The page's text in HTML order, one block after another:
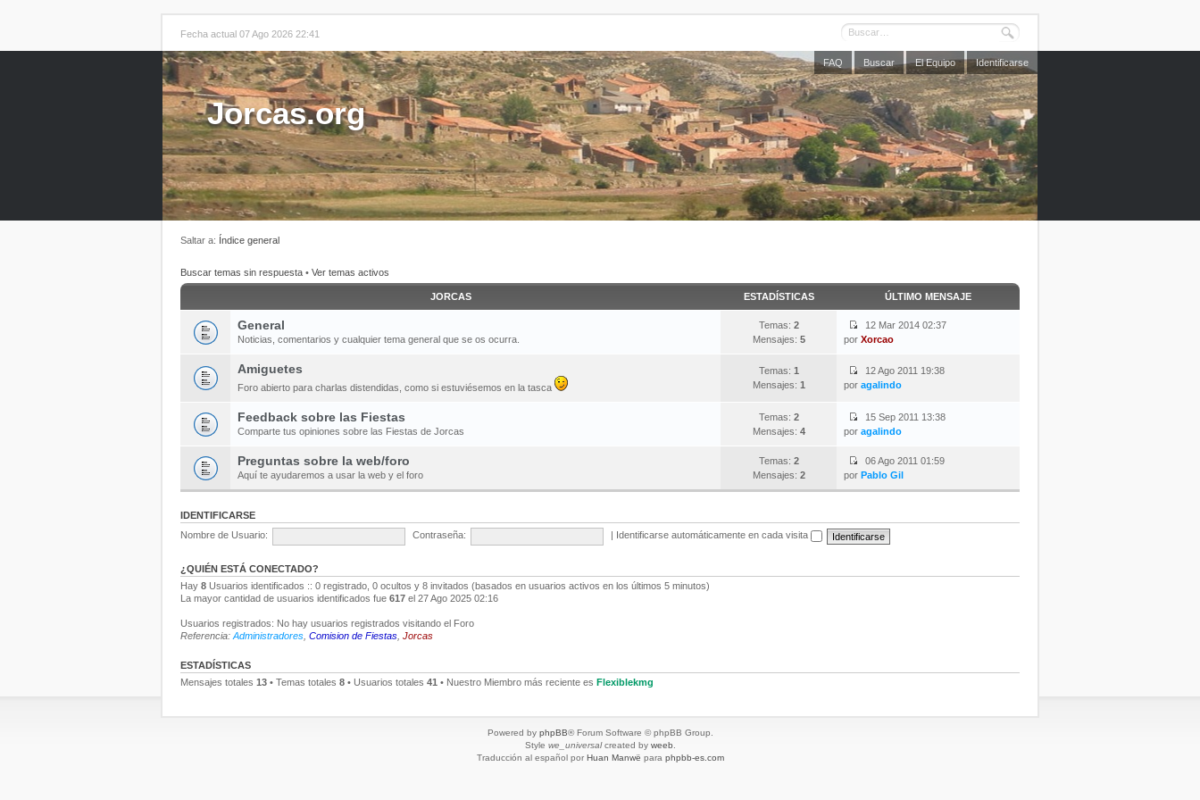
Fecha actual 07 Ago 2026 22:41
FAQ Buscar El Equipo Identificarse
Jorcas.org
Saltar a: Índice general
Buscar temas sin respuesta • Ver temas activos
JORCAS ESTADÍSTICAS ÚLTIMO MENSAJE
General
Noticias, comentarios y cualquier tema general que se os ocurra.
Temas: 2
Mensajes: 5
12 Mar 2014 02:37
por Xorcao
Amiguetes
Foro abierto para charlas distendidas, como si estuviésemos en la tasca
Temas: 1
Mensajes: 1
12 Ago 2011 19:38
por agalindo
Feedback sobre las Fiestas
Comparte tus opiniones sobre las Fiestas de Jorcas
Temas: 2
Mensajes: 4
15 Sep 2011 13:38
por agalindo
Preguntas sobre la web/foro
Aquí te ayudaremos a usar la web y el foro
Temas: 2
Mensajes: 2
06 Ago 2011 01:59
por Pablo Gil
IDENTIFICARSE
Nombre de Usuario:
Contraseña: Identificarse automáticamente en cada visita
¿QUIÉN ESTÁ CONECTADO?
Hay 8 Usuarios identificados :: 0 registrado, 0 ocultos y 8 invitados (basados en usuarios activos en los últimos 5 minutos)
La mayor cantidad de usuarios identificados fue 617 el 27 Ago 2025 02:16
Usuarios registrados: No hay usuarios registrados visitando el Foro
Referencia: Administradores Comision de Fiestas Jorcas
ESTADÍSTICAS
Mensajes totales 13 • Temas totales 8 • Usuarios totales 41 • Nuestro Miembro más reciente es Flexiblekmg
Powered by phpBB® Forum Software © phpBB Group.
Style we_universalcreated by weeb
Traducción al español por Huan Manwë para phpbb-es.com